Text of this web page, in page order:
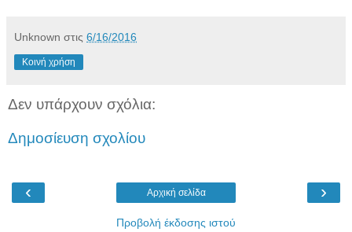
Unknown στις 6/16/2016
Κοινή χρήση
Δεν υπάρχουν σχόλια:
Δημοσίευση σχολίου
‹ ›
Αρχική σελίδα
Προβολή έκδοσης ιστού